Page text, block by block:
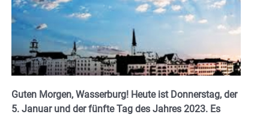
Guten Morgen, Wasserburg! Heute ist Donnerstag, der
5. Januar und der fünfte Tag des Jahres 2023. Es